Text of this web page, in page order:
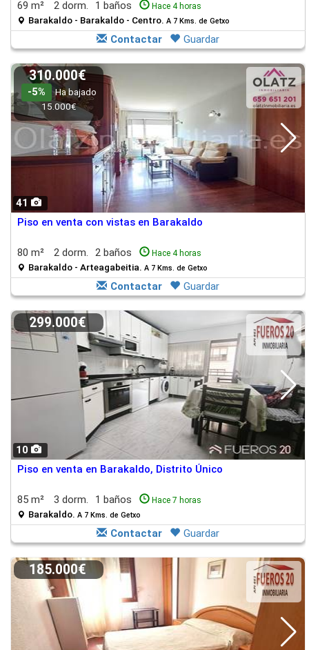
69 m² 2 dorm. 1 baños Hace 4 horas
Barakaldo - Barakaldo - Centro. A 7 Kms. de Getxo
Contactar Guardar
41
310.000€
-5%
Ha bajado
15.000€
Piso en venta con vistas en Barakaldo
80 m² 2 dorm. 2 baños Hace 4 horas
Barakaldo - Arteagabeitia. A 7 Kms. de Getxo
Contactar Guardar
10
299.000€
Piso en venta en Barakaldo, Distrito Único
85 m² 3 dorm. 1 baños Hace 7 horas
Barakaldo. A 7 Kms. de Getxo
Contactar Guardar
185.000€